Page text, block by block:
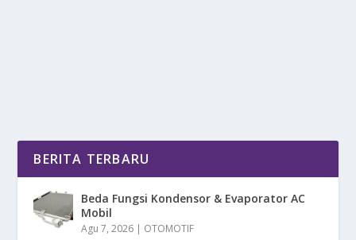
BERITA TERBARU
Beda Fungsi Kondensor & Evaporator AC
Mobil
Agu 7, 2026 | OTOMOTIF